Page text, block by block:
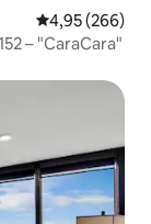
4,95 ud af 5 i
4,95 (266)
– "CaraCara"